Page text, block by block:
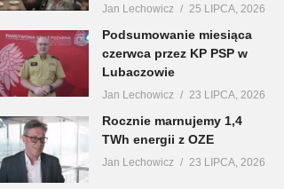
Jan Lechowicz 25 LIPCA, 2026
Podsumowanie miesiąca
czerwca przez KP PSP w
Lubaczowie
Jan Lechowicz 23 LIPCA, 2026
Rocznie marnujemy 1,4
TWh energii z OZE
Jan Lechowicz 23 LIPCA, 2026